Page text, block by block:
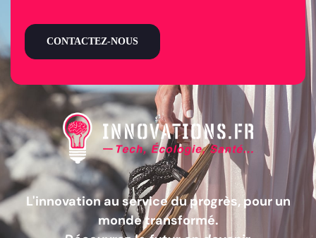
L'innovation au service du progrès, pour un
monde transformé.
CONTACTEZ-NOUS